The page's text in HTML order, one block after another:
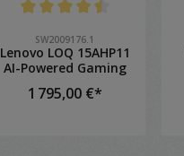
SW2009176.1
Lenovo LOQ 15AHP11
AI-Powered Gaming
1 795,00 €*